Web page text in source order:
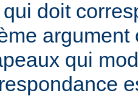
qui doit
qui